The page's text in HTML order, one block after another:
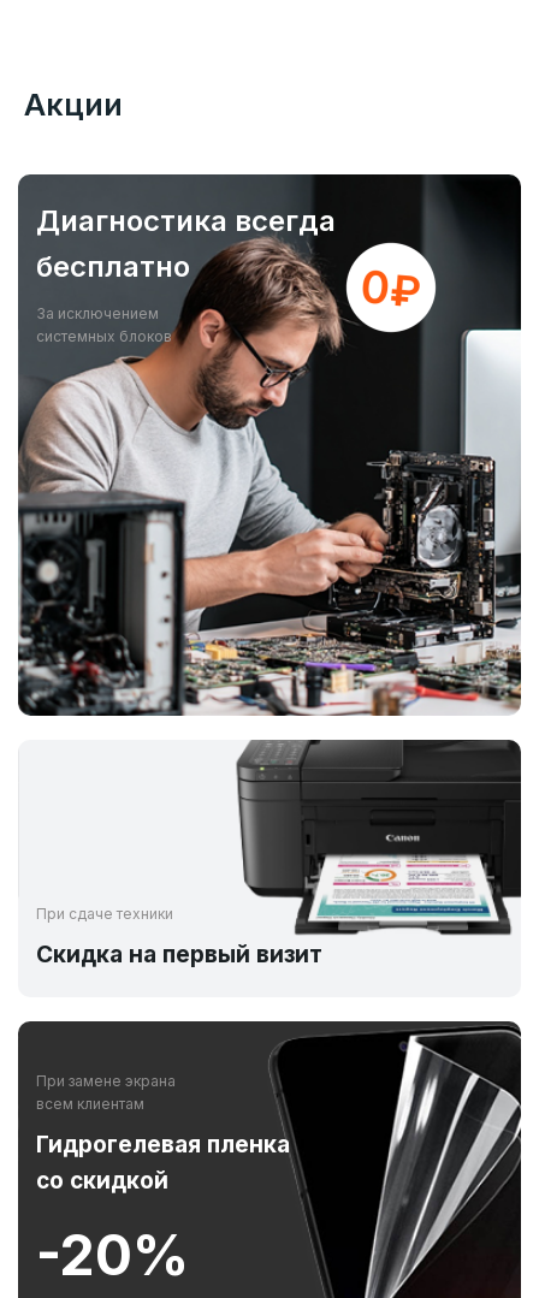
Акции
Диагностика всегда
бесплатно
За исключением
системных блоков
При сдаче техники
Скидка на первый визит
При замене экрана
всем клиентам
Гидрогелевая пленка
со скидкой
-20%